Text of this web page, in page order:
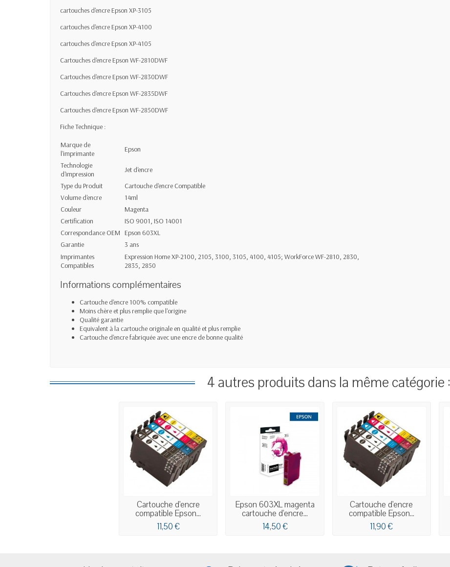
cartouches d'encre Epson XP-3105
cartouches d'encre Epson XP-4100
cartouches d'encre Epson XP-4105
Cartouches d'encre Epson WF-2810DWF
Cartouches d'encre Epson WF-2830DWF
Cartouches d'encre Epson WF-2835DWF
Cartouches d'encre Epson WF-2850DWF
Fiche Technique :
Marque de
l'imprimante
Epson
Technologie
d'impression
Jet d'encre
Type du Produit
Cartouche d'encre Compatible
Volume d'encre
14ml
Couleur
Magenta
Certification
ISO 9001, ISO 14001
Correspondance OEM Epson 603XL
Garantie
3 ans
Imprimantes
Compatibles
Expression Home XP-2100, 2105, 3100, 3105, 4100, 4105; WorkForce WF-2810, 2830,
2835, 2850
Informations complémentaires
Cartouche d'encre 100% compatible
Moins chère et plus remplie que l'origine
Qualité garantie
Equivalent à la cartouche originale en qualité et plus remplie
Cartouche d'encre fabriquée avec une encre de bonne qualité
4 autres produits dans la même catégorie :
Cartouche d'encre
compatible Epson...
11,50 €
Epson 603XL magenta
cartouche d'encre...
14,50 €
Cartouche d'encre
compatible Epson...
11,90 €